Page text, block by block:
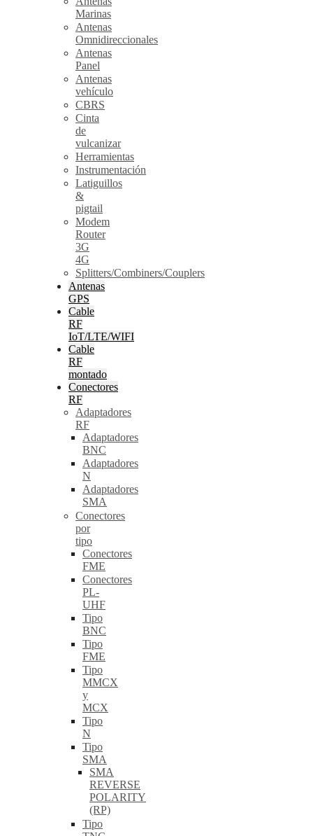
Marinas
Antenas
Omnidireccionales
Antenas
Panel
Antenas
vehículo
CBRS
Cinta
de
vulcanizar
Herramientas
Instrumentación
Latiguillos
&
pigtail
Modem
Router
3G
4G
Splitters/Combiners/Couplers
Antenas
GPS
Cable
RF
IoT/LTE/WIFI
Cable
RF
montado
Conectores
RF
Adaptadores
RF
Adaptadores
BNC
Adaptadores
N
Adaptadores
SMA
Conectores
por
tipo
Conectores
FME
Conectores
PL-
UHF
Tipo
BNC
Tipo
FME
Tipo
MMCX
y
MCX
Tipo
N
Tipo
SMA
SMA
REVERSE
POLARITY
(RP)
Tipo